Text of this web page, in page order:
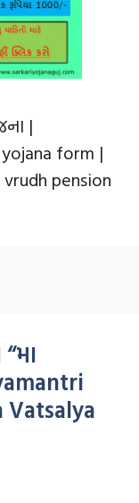
|
form |
pension
Vatsalya